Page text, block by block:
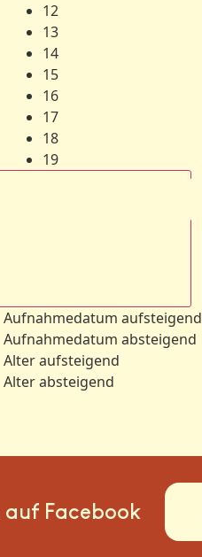
12
13
14
15
16
17
18
19
Aufnahmedatum aufsteigend
Aufnahmedatum absteigend
Alter aufsteigend
Alter absteigend
auf Facebook